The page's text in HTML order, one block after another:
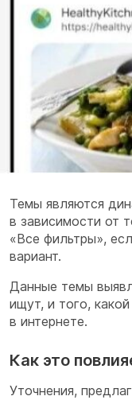
Темы являются
в зависимости от
«Все фильтры»,
вариант.
Данные темы
ищут, и того,
в интернете.
Как это
Уточнения,